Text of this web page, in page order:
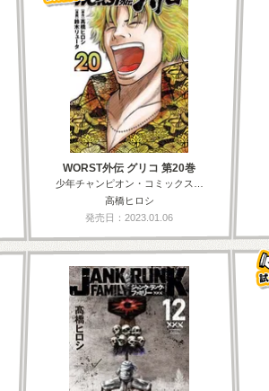
WORST外伝 グリコ 第20巻
少年チャンピオン・コミックス…
高橋ヒロシ
発売日：2023.01.06